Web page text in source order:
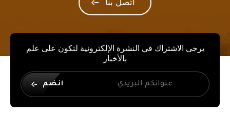
اتصل بنا
يرجى الاشتراك في النشرة الإلكترونية لتكون على علم
بالأخبار
انضم